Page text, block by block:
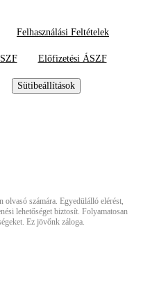
Felhasználási Feltételek
Előfizetési ÁSZF
Sütibeállítások
számára. Egyedülálló elérést,
lehetőséget biztosít. Folyamatosan
Ez jövőnk záloga.